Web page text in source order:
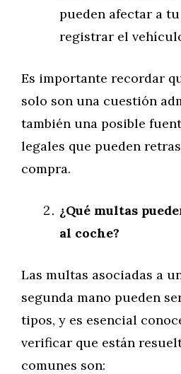
pueden afectar a
registrar el
Es importante recordar
solo son una cuestión
también una posible
legales que pueden
compra.
¿Qué multas
al coche?
Las multas asociadas a
segunda mano pueden
tipos, y es esencial
verificar que están
comunes son: